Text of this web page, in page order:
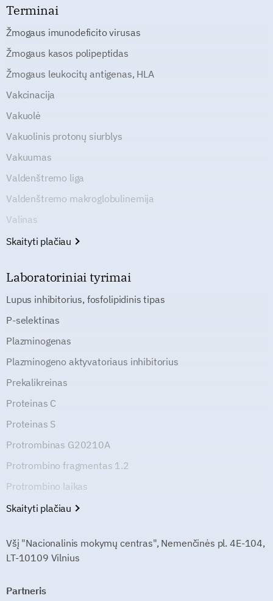
Terminai
Žmogaus imunodeficito virusas
Žmogaus kasos polipeptidas
Žmogaus leukocitų antigenas, HLA
Vakcinacija
Vakuolė
Vakuolinis protonų siurblys
Vakuumas
Valdenštremo liga
Valdenštremo makroglobulinemija
Valinas
Skaityti plačiau
Laboratoriniai tyrimai
Lupus inhibitorius, fosfolipidinis tipas
P-selektinas
Plazminogenas
Plazminogeno aktyvatoriaus inhibitorius
Prekalikreinas
Proteinas C
Proteinas S
Protrombinas G20210A
Protrombino fragmentas 1.2
Protrombino laikas
Skaityti plačiau
Všį "Nacionalinis mokymų centras", Nemenčinės pl. 4E-104,
LT-10109 Vilnius
Partneris